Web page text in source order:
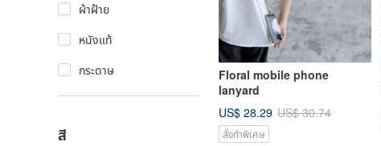
ผ้าฝ้าย
หนังแท้
กระดาษ
สี
Floral mobile phone
lanyard
US$ 28.29 US$ 30.74
สั่งทำพิเศษ